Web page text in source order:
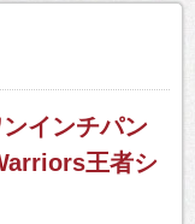
インチパン
王者シ